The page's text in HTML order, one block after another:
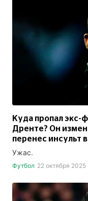
Куда пропал экс-
Дренте? Он
перенес инсульт
Ужас.
Футбол 22 октября 2025